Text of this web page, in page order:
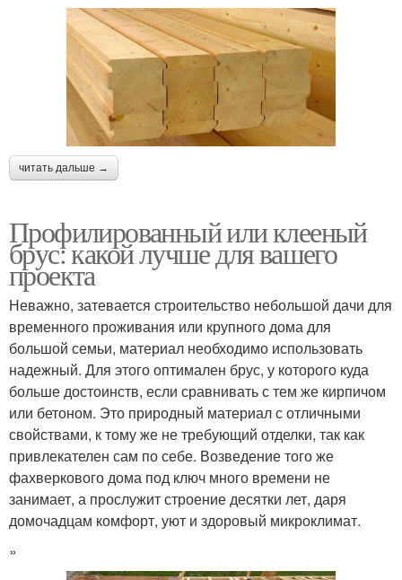
читать дальше →
Профилированный или клееный
брус: какой лучше для вашего
проекта
Неважно, затевается строительство небольшой дачи для
временного проживания или крупного дома для
большой семьи, материал необходимо использовать
надежный. Для этого оптимален брус, у которого куда
больше достоинств, если сравнивать с тем же кирпичом
или бетоном. Это природный материал с отличными
свойствами, к тому же не требующий отделки, так как
привлекателен сам по себе. Возведение того же
фахверкового дома под ключ много времени не
занимает, а прослужит строение десятки лет, даря
домочадцам комфорт, уют и здоровый микроклимат.
»